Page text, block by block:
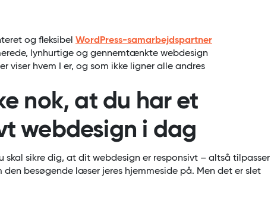
og fleksibel WordPress-samarbejdspartner
lynhurtige og gennemtænkte webdesign
viser hvem I er, og som ikke ligner alle andres
nok, at du har et
webdesign i dag
skal sikre dig, at dit webdesign er responsivt – altså tilpasser
den besøgende læser jeres hjemmeside på. Men det er slet